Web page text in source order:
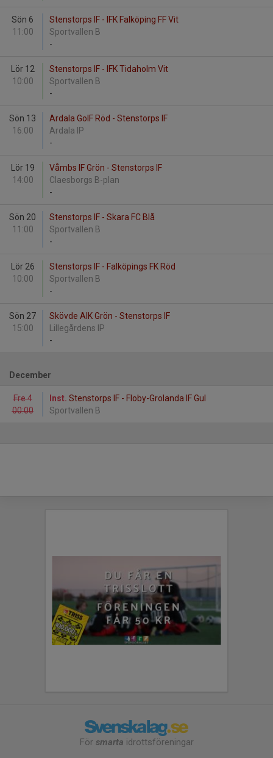
Sön 6
11:00
Stenstorps IF - IFK Falköping FF Vit
Sportvallen B
-
Lör 12
10:00
Stenstorps IF - IFK Tidaholm Vit
Sportvallen B
-
Sön 13
16:00
Ardala GoIF Röd - Stenstorps IF
Ardala IP
-
Lör 19
14:00
Våmbs IF Grön - Stenstorps IF
Claesborgs B-plan
-
Sön 20
11:00
Stenstorps IF - Skara FC Blå
Sportvallen B
-
Lör 26
10:00
Stenstorps IF - Falköpings FK Röd
Sportvallen B
-
Sön 27
15:00
Skövde AIK Grön - Stenstorps IF
Lillegårdens IP
-
December
Fre 4
00:00
Inst. Stenstorps IF - Floby-Grolanda IF Gul
Sportvallen B
För smarta idrottsföreningar